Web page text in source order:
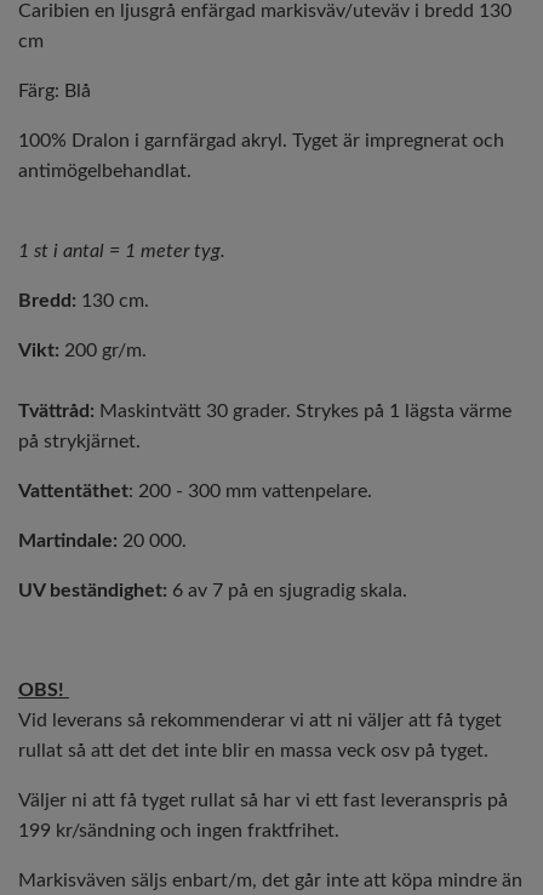
Caribien en ljusgrå enfärgad markisväv/uteväv i bredd 130
cm
Färg: Blå
100% Dralon i garnfärgad akryl. Tyget är impregnerat och
antimögelbehandlat.
1 st i antal = 1 meter tyg.
Bredd: 130 cm.
Vikt: 200 gr/m.
Tvättråd: Maskintvätt 30 grader. Strykes på 1 lägsta värme
på strykjärnet.
Vattentäthet: 200 - 300 mm vattenpelare.
Martindale: 20 000.
UV beständighet: 6 av 7 på en sjugradig skala.
OBS!
Vid leverans så rekommenderar vi att ni väljer att få tyget
rullat så att det det inte blir en massa veck osv på tyget.
Väljer ni att få tyget rullat så har vi ett fast leveranspris på
199 kr/sändning och ingen fraktfrihet.
Markisväven säljs enbart/m, det går inte att köpa mindre än